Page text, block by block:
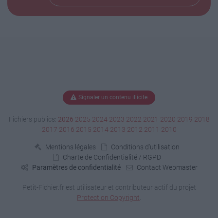
Signaler un contenu illicite
Fichiers publics: 2026 2025 2024 2023 2022 2021 2020 2019 2018
2017 2016 2015 2014 2013 2012 2011 2010
Mentions légales
Conditions d'utilisation
Charte de Confidentialité / RGPD
Paramètres de confidentialité
Contact Webmaster
Petit-Fichier.fr est utilisateur et contributeur actif du projet
Protection Copyright